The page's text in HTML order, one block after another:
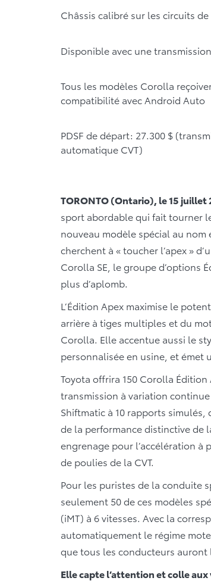
Châssis calibré sur les circuits
Disponible avec une
Tous les modèles Corolla
compatibilité avec Android Auto
PDSF de départ: 27.300 $
automatique CVT)
TORONTO (Ontario), le 15 juillet
sport abordable qui fait tourner
nouveau modèle spécial au
cherchent à « toucher l’apex »
Corolla SE, le groupe d’options
plus d’aplomb.
L’Édition Apex maximise le
arrière à tiges multiples et du
Corolla. Elle accentue aussi le
personnalisée en usine, et émet
Toyota offrira 150 Corolla
transmission à variation
Shiftmatic à 10 rapports
de la performance distinctive de
engrenage pour l’accélération à
de poulies de la CVT.
Pour les puristes de la conduite
seulement 50 de ces modèles
(iMT) à 6 vitesses. Avec la
automatiquement le régime
que tous les conducteurs auront
Elle capte l’attention et colle aux